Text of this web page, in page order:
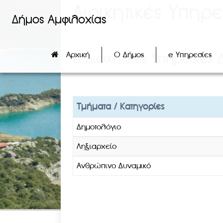
Δήμος Αμφιλοχίας
Αρχική Ο Δήμος e Υπηρεσίες
Διοικητικές
e Διοικητικές
Τμήματα / Κατηγορίες
Δημοτολόγιο
Ληξιαρχείο
Ανθρώπινο Δυναμικό